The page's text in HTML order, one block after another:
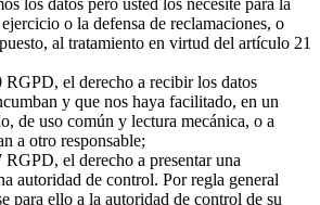
o la defensa de reclamaciones, o
al tratamiento en virtud del artículo 21
el derecho a recibir los datos
y que nos haya facilitado, en un
de uso común y lectura mecánica, o a
a otro responsable;
el derecho a presentar una
autoridad de control. Por regla general
para ello a la autoridad de control de su